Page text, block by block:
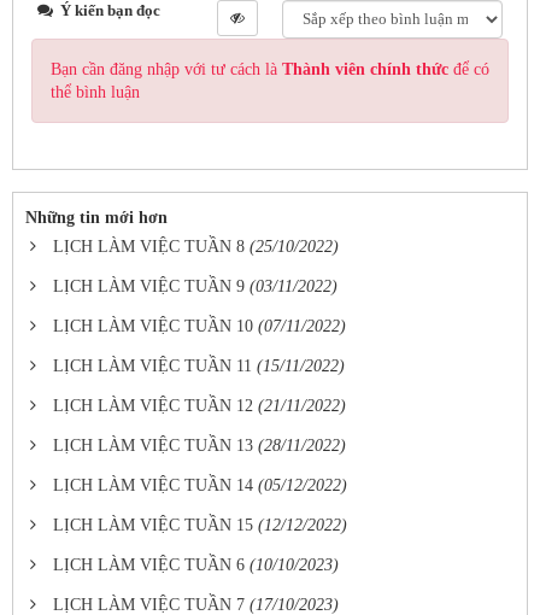
Ý kiến bạn đọc
Bạn cần đăng nhập với tư cách là Thành viên chính thức để có
thể bình luận
Những tin mới hơn
LỊCH LÀM VIỆC TUẦN 8 (25/10/2022)
LỊCH LÀM VIỆC TUẦN 9 (03/11/2022)
LỊCH LÀM VIỆC TUẦN 10 (07/11/2022)
LỊCH LÀM VIỆC TUẦN 11 (15/11/2022)
LỊCH LÀM VIỆC TUẦN 12 (21/11/2022)
LỊCH LÀM VIỆC TUẦN 13 (28/11/2022)
LỊCH LÀM VIỆC TUẦN 14 (05/12/2022)
LỊCH LÀM VIỆC TUẦN 15 (12/12/2022)
LỊCH LÀM VIỆC TUẦN 6 (10/10/2023)
LỊCH LÀM VIỆC TUẦN 7 (17/10/2023)